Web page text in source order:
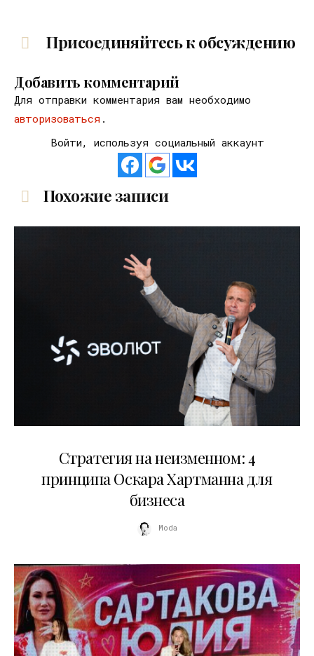
Присоединяйтесь к обсуждению
Добавить комментарий
Для отправки комментария вам необходимо
авторизоваться .
Войти, используя социальный аккаунт
Похожие записи
Стратегия на неизменном: 4
принципа Оскара Хартманна для
бизнеса
Moda